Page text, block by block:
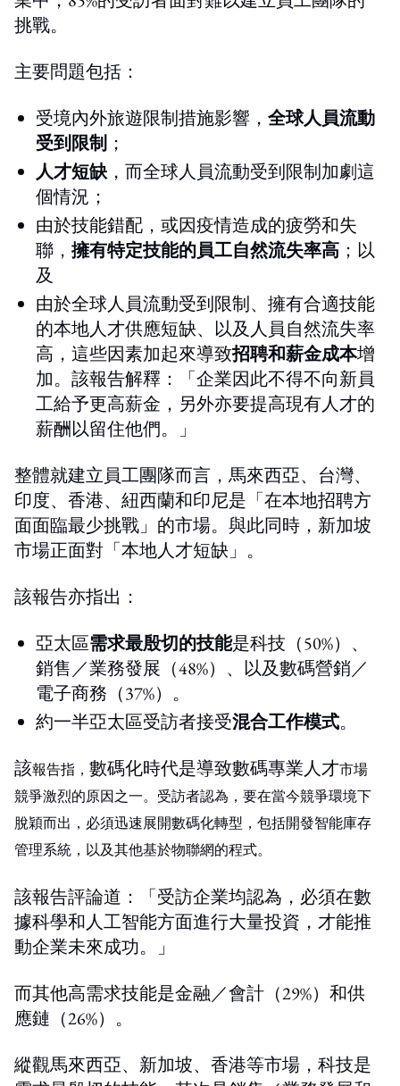
挑戰。
主要問題包括：
受境內外旅遊限制措施影響， 全球人員流動
受到限制 ；
人才短缺 ，而全球人員流動受到限制加劇這
個情況；
由於技能錯配，或因疫情造成的疲勞和失
聯， 擁有特定技能的員工自然流失率高 ；以
及
由於全球人員流動受到限制、擁有合適技能
的本地人才供應短缺、以及人員自然流失率
高，這些因素加起來導致招聘和薪金成本增
加。該報告解釋：「企業因此不得不向新員
工給予更高薪金，另外亦要提高現有人才的
薪酬以留住他們。」
整體就建立員工團隊而言，馬來西亞、台灣、
印度、香港、紐西蘭和印尼是「在本地招聘方
面面臨最少挑戰」的市場。與此同時，新加坡
市場正面對「本地人才短缺」。
該報告亦指出：
亞太區需求最殷切的技能是科技（50%）、
銷售／業務發展（48%）、以及數碼營銷／
電子商務（37%）。
約一半亞太區受訪者接受混合工作模式。
該報告指， 數碼化時代是導致數碼專業人才市場
競爭激烈的原因之一。 受訪者認為，要在當今競爭環境下
脫穎而出，必須迅速展開數碼化轉型，包括開發智能庫存
管理系統，以及其他基於物聯網的程式。
該報告評論道：「受訪企業均認為，必須在數
據科學和人工智能方面進行大量投資，才能推
動企業未來成功。」
而其他高需求技能是金融／會計（29%）和供
應鏈（26%）。
縱觀馬來西亞、新加坡、香港等市場，科技是